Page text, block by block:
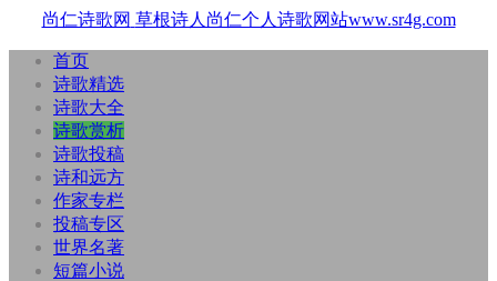
尚仁诗歌网 草根诗人尚仁个人诗歌网站www.sr4g.com
首页
诗歌精选
诗歌大全
诗歌赏析
诗歌投稿
诗和远方
作家专栏
投稿专区
世界名著
短篇小说